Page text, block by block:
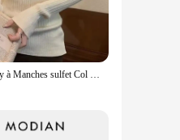
Pull Sexy à Manches sulfet Col Slash pour Femme, Vêtement de Couleur Unie, Slim, à la Mode, pour Bureau, Nouvelle Collection